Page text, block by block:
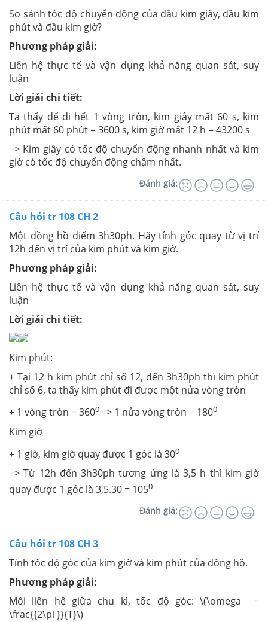
So sánh tốc độ chuyển động của đầu kim giây, đầu kim
phút và đầu kim giờ?
Phương pháp giải:
Liên hệ thực tế và vận dụng khả năng quan sát, suy
luận
Lời giải chi tiết:
Ta thấy để đi hết 1 vòng tròn, kim giây mất 60 s, kim
phút mất 60 phút = 3600 s, kim giờ mất 12 h = 43200 s
=> Kim giây có tốc độ chuyển động nhanh nhất và kim
giờ có tốc độ chuyển động chậm nhất.
Đánh giá:
Câu hỏi tr 108 CH 2
Một đồng hồ điểm 3h30ph. Hãy tính góc quay từ vị trí
12h đến vị trí của kim phút và kim giờ.
Phương pháp giải:
Liên hệ thực tế và vận dụng khả năng quan sát, suy
luận
Lời giải chi tiết:
Kim phút:
+ Tại 12 h kim phút chỉ số 12, đến 3h30ph thì kim phút
chỉ số 6, ta thấy kim phút đi được một nửa vòng tròn
+ 1 vòng tròn = 3600 => 1 nửa vòng tròn = 1800
Kim giờ
+ 1 giờ, kim giờ quay được 1 góc là 300
=> Từ 12h đến 3h30ph tương ứng là 3,5 h thì kim giờ
quay được 1 góc là 3,5.30 = 1050
Đánh giá:
Câu hỏi tr 108 CH 3
Tính tốc độ góc của kim giờ và kim phút của đồng hồ.
Phương pháp giải:
Mối liên hệ giữa chu kì, tốc độ góc: \(\omega =
\frac{{2\pi }}{T}\)